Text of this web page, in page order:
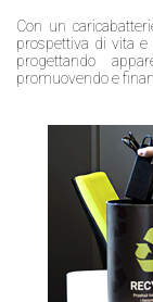
Con un
prospettiva di vita
progettando
promuovendo e